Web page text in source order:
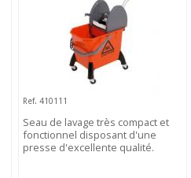
Ref. 410111
Seau de lavage très compact et
fonctionnel disposant d'une
presse d'excellente qualité.